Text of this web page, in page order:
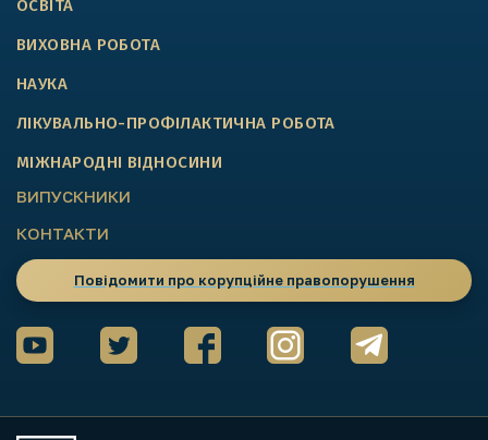
ОСВІТА
ВИХОВНА РОБОТА
НАУКА
ЛІКУВАЛЬНО-ПРОФІЛАКТИЧНА РОБОТА
МІЖНАРОДНІ ВІДНОСИНИ
ВИПУСКНИКИ
КОНТАКТИ
Повідомити про корупційне правопорушення